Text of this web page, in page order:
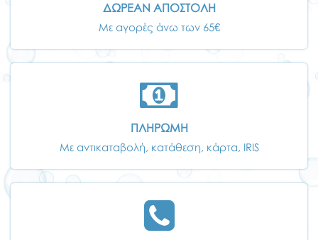
ΔΩΡΕΑΝ ΑΠΟΣΤΟΛΗ
Με αγορές άνω των 65€
ΠΛΗΡΩΜΗ
Με αντικαταβολή, κατάθεση, κάρτα, IRIS